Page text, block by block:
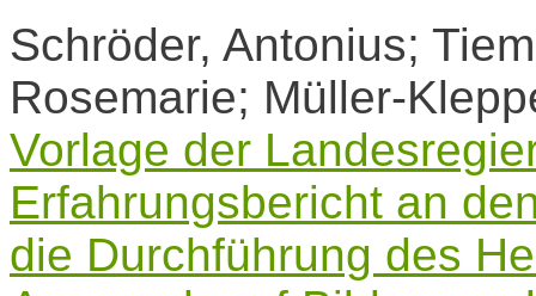
Schröder, Antonius;
Rosemarie; Müller-
Vorlage der
Erfahrungsbericht an
die Durchführung des